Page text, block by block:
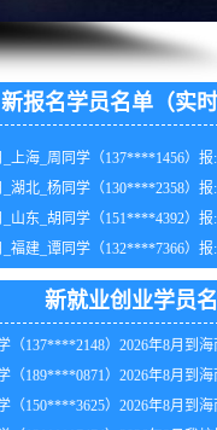
新报名学员名单（实时
_湖北_杨同学（130****2358）报:
_山东_胡同学（151****4392）报:
_福建_谭同学（132****7366）报:
_安徽_潘同学（130****6763）报:
黑龙江代同学（130****8175）报:
_浙江_林同学（131****0475）报:
_贵州_胡同学（159****8710）报:
_天津_潘同学（188****2707）报:
_上海_张同学（185****4489）报:
新就业创业学员
（132****8496）2026年8月在
（133****7273）2026年8月我校
（137****2148）2026年8月到
（189****0871）2026年8月到海
（150****3625）2026年8月到海
（131****7474）2026年8月我校